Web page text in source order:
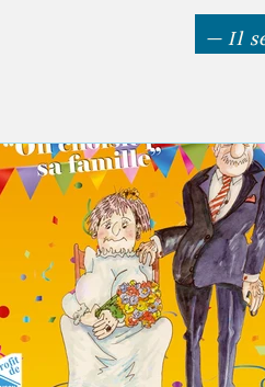
— Il